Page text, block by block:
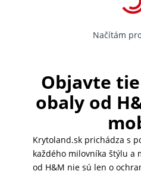
Načítám
Objavte
obaly od
Krytoland.sk prichádza s
každého milovníka štýlu a
od H&M nie sú len o